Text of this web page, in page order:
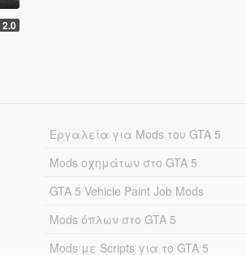
2.0
Εργαλεία για Mods του GTA 5
Mods οχημάτων στο GTA 5
GTA 5 Vehicle Paint Job Mods
Mods όπλων στο GTA 5
Mods με Scripts για το GTA 5